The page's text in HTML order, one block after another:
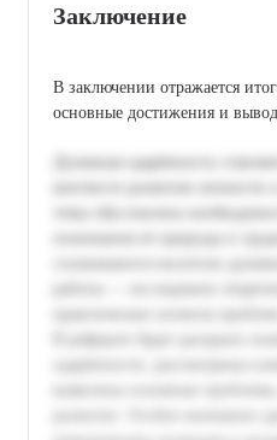
Заключение
В заключении отражается
основные достижения и